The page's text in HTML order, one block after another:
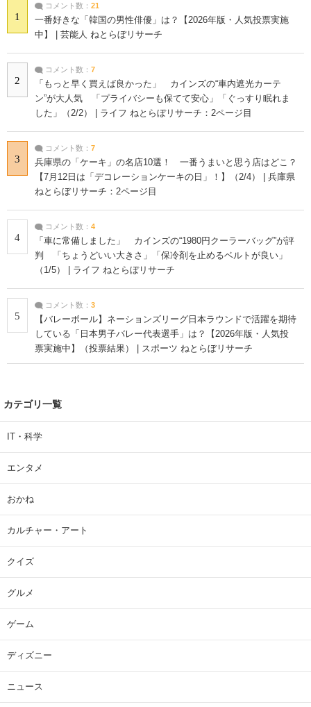
1
コメント数： 21
一番好きな「韓国の男性俳優」は？【2026年版・人気投票実施
中】 | 芸能人 ねとらぼリサーチ
2
コメント数： 7
「もっと早く買えば良かった」 カインズの“車内遮光カーテ
ン”が大人気 「プライバシーも保てて安心」「ぐっすり眠れま
した」（2/2） | ライフ ねとらぼリサーチ：2ページ目
3
コメント数： 7
兵庫県の「ケーキ」の名店10選！ 一番うまいと思う店はどこ？
【7月12日は「デコレーションケーキの日」！】（2/4） | 兵庫県
ねとらぼリサーチ：2ページ目
4
コメント数： 4
「車に常備しました」 カインズの“1980円クーラーバッグ”が評
判 「ちょうどいい大きさ」「保冷剤を止めるベルトが良い」
（1/5） | ライフ ねとらぼリサーチ
5
コメント数： 3
【バレーボール】ネーションズリーグ日本ラウンドで活躍を期待
している「日本男子バレー代表選手」は？【2026年版・人気投
票実施中】（投票結果） | スポーツ ねとらぼリサーチ
カテゴリ一覧
IT・科学
エンタメ
おかね
カルチャー・アート
クイズ
グルメ
ゲーム
ディズニー
ニュース